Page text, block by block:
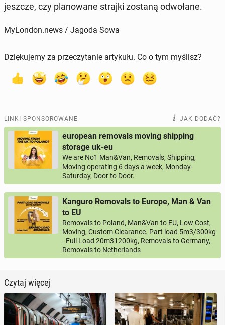
jeszcze, czy pla­no­wa­ne strajki zostaną od­wo­ła­ne.
MyLondon.news / Jagoda Sowa
Dziękujemy za przeczytanie artykułu. Co o tym myślisz?
LINKI SPONSOROWANE JAK DODAĆ?
european removals moving shipping
storage uk-eu
We are No1 Man&Van, Removals, Shipping,
Moving operating 6 days a week, Monday-
Saturday, Door to Door.
Kanguro Removals to Europe, Man & Van
to EU
Removals to Poland, Man&Van to EU, Low Cost,
Moving, Custom Clearance. Part load 5m3/300kg
- Full Load 20m31200kg, Removals to Germany,
Removals to Netherlands
Czytaj więcej